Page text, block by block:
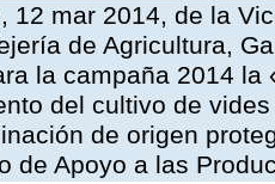
12 mar 2014, de la
de Agricultura,
la campaña 2014 la
del cultivo de
de origen
de Apoyo a las